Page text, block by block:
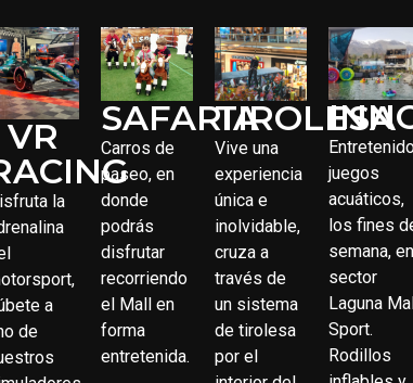
VR
la
a
de
SAFARIA
Carros de
paseo, en
donde
podrás
disfrutar
recorriendo
el Mall en
forma
entretenida.
TIROLESA
Vive una
experiencia
única e
inolvidable,
cruza a
través de
un sistema
de tirolesa
por el
juegos
acuáticos,
los fines
semana, en
sector
Laguna
Sport.
Rodillos